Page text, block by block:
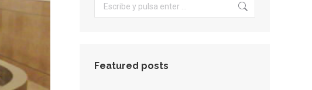
Featured posts